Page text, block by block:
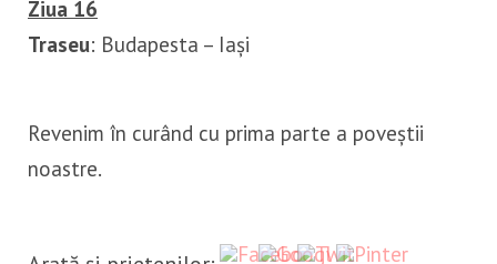
Ziua 16
Traseu: Budapesta – Iași
Revenim în curând cu prima parte a poveștii
noastre.
2019/